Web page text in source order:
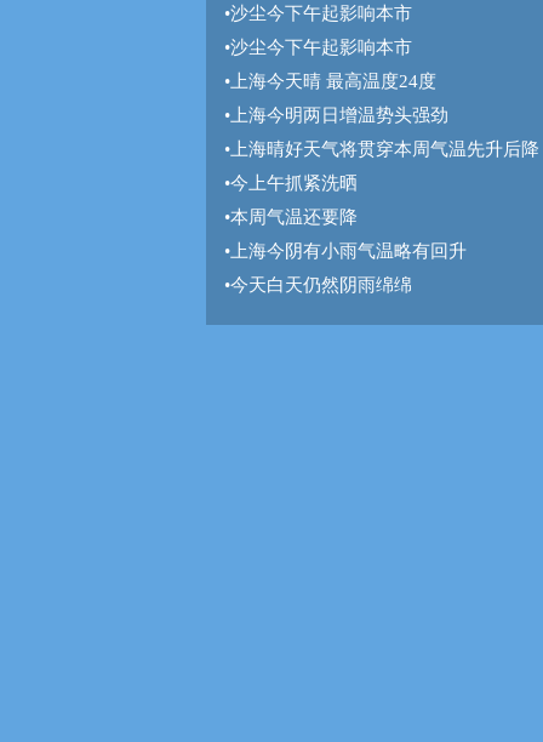
•沙尘今下午起影响本市
•沙尘今下午起影响本市
• 上海今天晴 最高温度24度
• 上海今明两日增温势头强劲
• 上海晴好天气将贯穿本周气温先升后降
•今上午抓紧洗晒
•本周气温还要降
• 上海今阴有小雨气温略有回升
•今天白天仍然阴雨绵绵